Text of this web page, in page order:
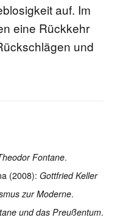
auf. Im
eine Rückkehr
und
Fontane.
(2008): Gottfried Keller
zur Moderne.
und das Preußentum.